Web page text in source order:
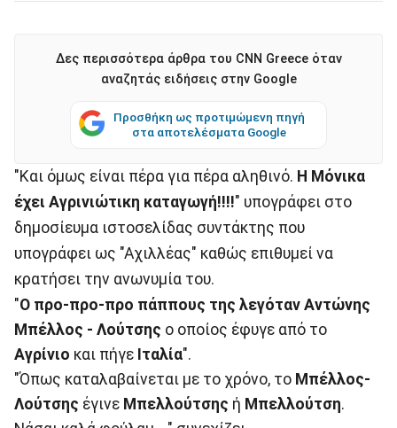
Δες περισσότερα άρθρα του CNN Greece όταν
αναζητάς ειδήσεις στην Google
Προσθήκη ως προτιμώμενη πηγή
στα αποτελέσματα Google
"Και όμως είναι πέρα για πέρα αληθινό. Η Μόνικα
έχει Αγρινιώτικη καταγωγή!!!!" υπογράφει στο
δημοσίευμα ιστοσελίδας συντάκτης που
υπογράφει ως "Αχιλλέας" καθώς επιθυμεί να
κρατήσει την ανωνυμία του.
"Ο προ-προ-προ πάππους της λεγόταν Αντώνης
Μπέλλος - Λούτσης ο οποίος έφυγε από το
Αγρίνιο και πήγε Ιταλία".
"Όπως καταλαβαίνεται με το χρόνο, το Μπέλλος-
Λούτσης έγινε Μπελλούτσης ή Μπελλούτση.